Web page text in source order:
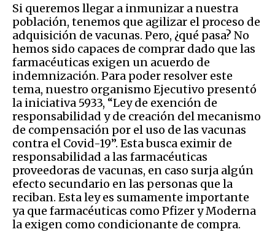
Si queremos llegar a inmunizar a nuestra
población, tenemos que agilizar el proceso de
adquisición de vacunas. Pero, ¿qué pasa? No
hemos sido capaces de comprar dado que las
farmacéuticas exigen un acuerdo de
indemnización. Para poder resolver este
tema, nuestro organismo Ejecutivo presentó
la iniciativa 5933, “Ley de exención de
responsabilidad y de creación del mecanismo
de compensación por el uso de las vacunas
contra el Covid-19”. Esta busca eximir de
responsabilidad a las farmacéuticas
proveedoras de vacunas, en caso surja algún
efecto secundario en las personas que la
reciban. Esta ley es sumamente importante
ya que farmacéuticas como Pfizer y Moderna
la exigen como condicionante de compra.